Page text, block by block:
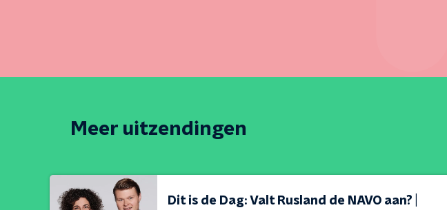
Meer uitzendingen
Dit is de Dag: Valt Rusland de NAVO aan? |